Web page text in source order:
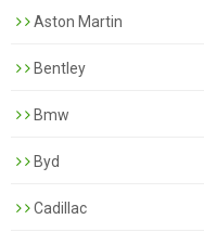
Aston Martin
Bentley
Bmw
Byd
Cadillac